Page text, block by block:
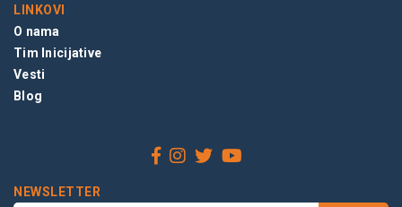
LINKOVI
O nama
Tim Inicijative
Vesti
Blog
NEWSLETTER